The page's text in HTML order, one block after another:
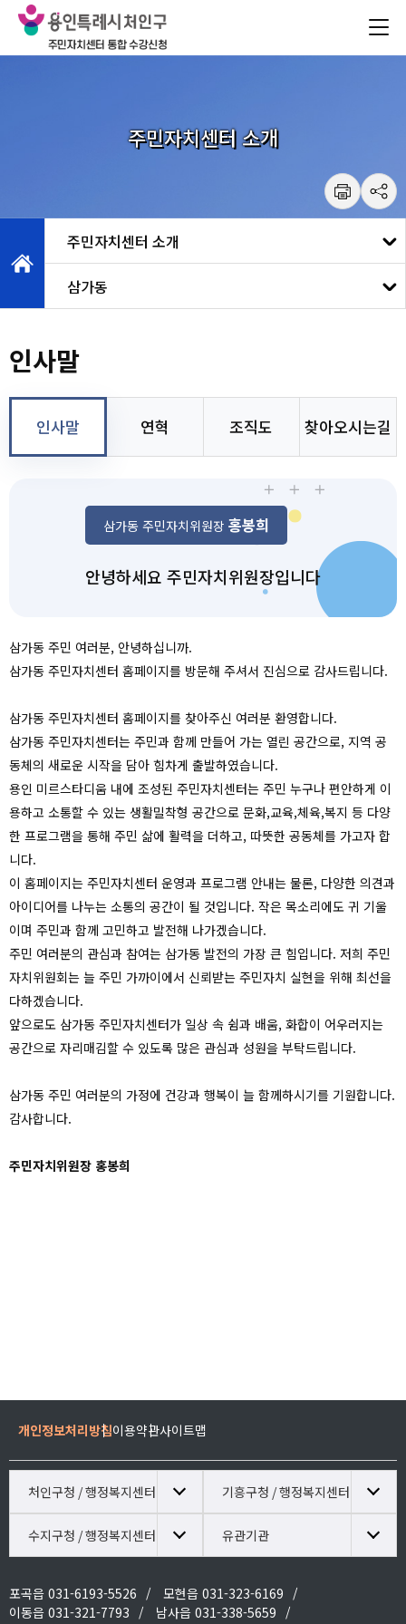
주민자치센터 소개
삼가동
인사말
인사말 연혁 조직도 찾아오시는길
삼가동 주민자치위원장 홍봉희
안녕하세요 주민자치위원장입니다
삼가동 주민 여러분, 안녕하십니까.
삼가동 주민자치센터 홈페이지를 방문해 주셔서 진심으로 감사드립니다.
삼가동 주민자치센터 홈페이지를 찾아주신 여러분 환영합니다.
삼가동 주민자치센터는 주민과 함께 만들어 가는 열린 공간으로, 지역 공
동체의 새로운 시작을 담아 힘차게 출발하였습니다.
용인 미르스타디움 내에 조성된 주민자치센터는 주민 누구나 편안하게 이
용하고 소통할 수 있는 생활밀착형 공간으로 문화,교육,체육,복지 등 다양
한 프로그램을 통해 주민 삶에 활력을 더하고, 따뜻한 공동체를 가고자 합
니다.
이 홈페이지는 주민자치센터 운영과 프로그램 안내는 물론, 다양한 의견과
아이디어를 나누는 소통의 공간이 될 것입니다. 작은 목소리에도 귀 기울
이며 주민과 함께 고민하고 발전해 나가겠습니다.
주민 여러분의 관심과 참여는 삼가동 발전의 가장 큰 힘입니다. 저희 주민
자치위원회는 늘 주민 가까이에서 신뢰받는 주민자치 실현을 위해 최선을
다하겠습니다.
앞으로도 삼가동 주민자치센터가 일상 속 쉼과 배움, 화합이 어우러지는
공간으로 자리매김할 수 있도록 많은 관심과 성원을 부탁드립니다.
삼가동 주민 여러분의 가정에 건강과 행복이 늘 함께하시기를 기원합니다.
감사합니다.
주민자치위원장 홍봉희
개인정보처리방침이용약관사이트맵
처인구청 / 행정복지센터 기흥구청 / 행정복지센터
수지구청 / 행정복지센터 유관기관
포곡읍 031-6193-5526
모현읍 031-323-6169
이동읍 031-321-7793
남사읍 031-338-5659